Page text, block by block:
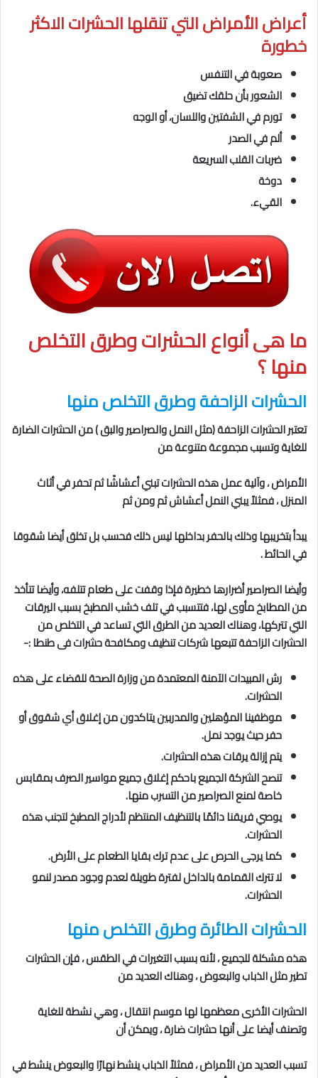
أعراض الأمراض التي تنقلها الحشراتالاكثر
خطورة
صعوبة في التنفس
الشعور بأن حلقك تضيق
تورم في الشفتين واللسان، أو الوجه
ألم في الصدر
ضربات القلب السريعة
دوخة
القيء.
ما هىأنواع الحشرات وطرق التخلص
منها؟
الحشرات الزاحفةوطرق التخلص منها
تعتبر الحشرات الزاحفة (مثل النمل والصراصير والبق ) من الحشرات الضارة
للغاية وتسبب مجموعة متنوعة من
الأمراض ، وآلية عمل هذه الحشرات تبني أعشاشًا ثم تحفر في أثاث
المنزل ، فمثلاً يبني النمل أعشاش ثم ومن ثم
يبدأ بتخريبها وذلك بالحفر بداخلها ليس ذلك فحسب بل تخلق أيضا شقوقا
في الحائط .
وأيضا الصراصير أضرارها خطيرة فإذا وقفت على طعام تتلفه، وأيضا تتأخذ
من المطابخ مأوى لها، فتتسبب في تلف خشب المطبخ بسبب اليرقات
التي تتركها، وهناك العديد من الطرق التي تساعد في التخلص من
الحشرات الزاحفة تتبعها شركات تنظيف ومكافحة حشرات فى طنطا:-
رش المبيدات الآمنة المعتمدة من وزارة الصحة للقضاء على هذه
الحشرات.
موظفينا المؤهلين والمدربين يتاكدون من إغلاق أي شقوق أو
حفر حيث يوجد نمل.
يتم إزالة يرقات هذه الحشرات.
تنصح الشركة الجميع باحكم إغلاق جميع مواسير الصرف بمقابس
خاصة لمنع الصراصير من التسرب منها.
يوصي فريقنا دائمًا بالتنظيف المنتظم لأدراج المطبخ لتجنب هذه
الحشرات.
كما يرجى الحرص على عدم ترك بقايا الطعام على الأرض.
لا تترك القمامة بالداخل لفترة طويلة لعدم وجود مصدر لنمو
الحشرات.
الحشرات الطائرةوطرق التخلص منها
هذه مشكلة للجميع ، لأنه بسبب التغيرات في الطقس ، فإن الحشرات
تطير مثل الذباب والبعوض ، وهناك العديد من
الحشرات الأخرى معظمها لها موسم انتقال ، وهي نشطة للغاية
وتصنف أيضا على أنها حشرات ضارة ، ويمكن أن
تسبب العديد من الأمراض ، فمثلاً الذباب ينشط نهارًا والبعوض ينشط في